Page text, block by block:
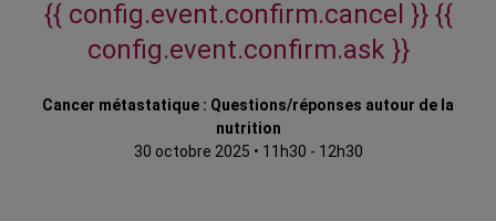
{{ config.event.confirm.cancel }} {{
config.event.confirm.ask }}
Cancer métastatique : Questions/réponses autour de la
nutrition
30 octobre 2025 • 11h30 - 12h30